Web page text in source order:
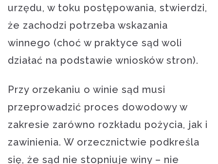
urzędu, w toku postępowania, stwierdzi,
że zachodzi potrzeba wskazania
winnego (choć w praktyce sąd woli
działać na podstawie wniosków stron).
Przy orzekaniu o winie sąd musi
przeprowadzić proces dowodowy w
zakresie zarówno rozkładu pożycia, jak i
zawinienia. W orzecznictwie podkreśla
się, że sąd nie stopniuje winy – nie